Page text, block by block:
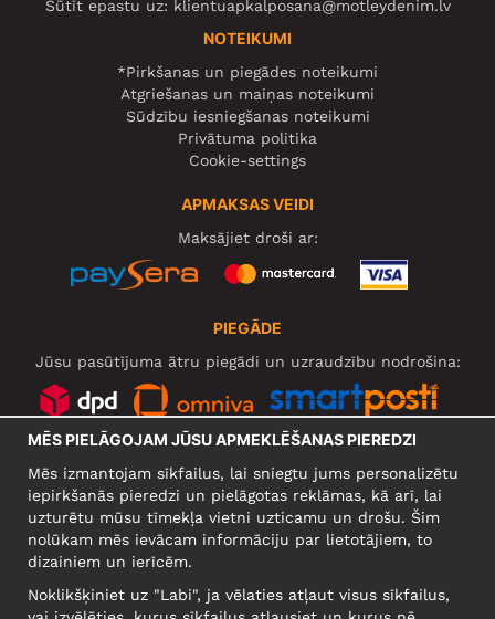
Sūtīt epastu uz: klientuapkalposana@motleydenim.lv
NOTEIKUMI
*Pirkšanas un piegādes noteikumi
Atgriešanas un maiņas noteikumi
Sūdzību iesniegšanas noteikumi
Privātuma politika
Cookie-settings
APMAKSAS VEIDI
Maksājiet droši ar:
PIEGĀDE
Jūsu pasūtījuma ātru piegādi un uzraudzību nodrošina:
UZŅĒMUMS
Narva mnt 5, EE-10117 Tallinn
MĒS PIELĀGOJAM JŪSU APMEKLĒŠANAS PIEREDZI
Mēs izmantojam sīkfailus, lai sniegtu jums personalizētu
iepirkšanās pieredzi un pielāgotas reklāmas, kā arī, lai
uzturētu mūsu tīmekļa vietni uzticamu un drošu. Šim
nolūkam mēs ievācam informāciju par lietotājiem, to
dizainiem un ierīcēm.
Noklikšķiniet uz "Labi", ja vēlaties atļaut visus sīkfailus,